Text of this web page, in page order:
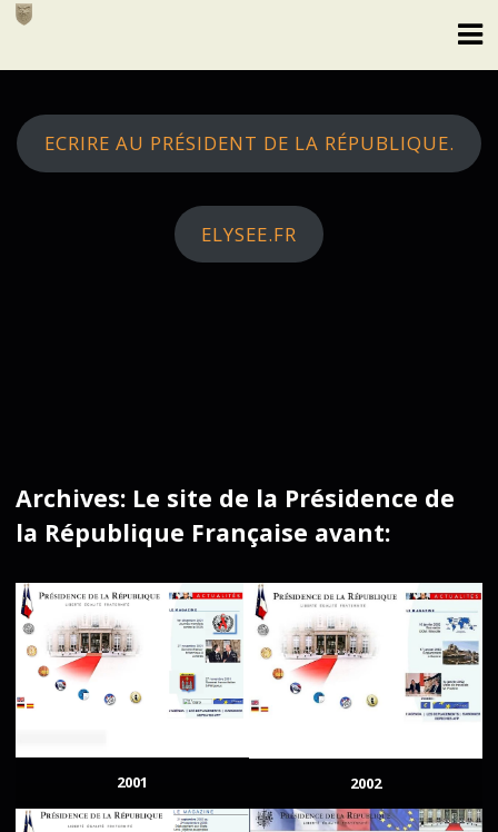
Skip
ECRIRE AU PRÉSIDENT DE LA RÉPUBLIQUE.
ELYSEE.FR
Archives: Le site de la Présidence de
la République Française avant:
2001 2002